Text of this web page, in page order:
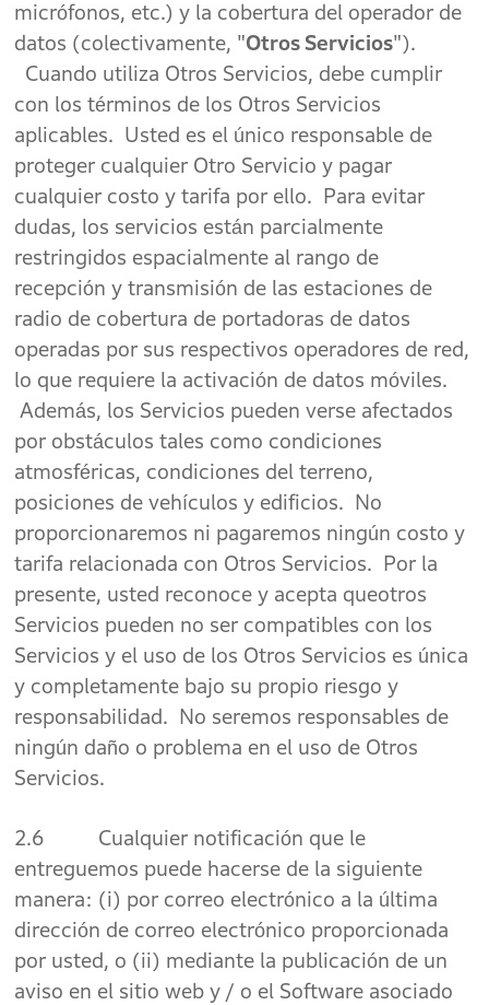
micrófonos, etc.) y la cobertura del operador de
datos (colectivamente, "Otros Servicios").
Cuando utiliza Otros Servicios, debe cumplir
con los términos de los Otros Servicios
aplicables. Usted es el único responsable de
proteger cualquier Otro Servicio y pagar
cualquier costo y tarifa por ello. Para evitar
dudas, los servicios están parcialmente
restringidos espacialmente al rango de
recepción y transmisión de las estaciones de
radio de cobertura de portadoras de datos
operadas por sus respectivos operadores de red,
lo que requiere la activación de datos móviles.
Además, los Servicios pueden verse afectados
por obstáculos tales como condiciones
atmosféricas, condiciones del terreno,
posiciones de vehículos y edificios. No
proporcionaremos ni pagaremos ningún costo y
tarifa relacionada con Otros Servicios. Por la
presente, usted reconoce y acepta queotros
Servicios pueden no ser compatibles con los
Servicios y el uso de los Otros Servicios es única
y completamente bajo su propio riesgo y
responsabilidad. No seremos responsables de
ningún daño o problema en el uso de Otros
Servicios.
2.6 Cualquier notificación que le
entreguemos puede hacerse de la siguiente
manera: (i) por correo electrónico a la última
dirección de correo electrónico proporcionada
por usted, o (ii) mediante la publicación de un
aviso en el sitio web y / o el Software asociado